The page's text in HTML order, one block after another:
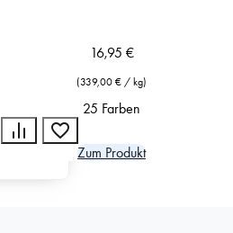
16,95 €
(339,00 € / kg)
25 Farben
Zum Produkt